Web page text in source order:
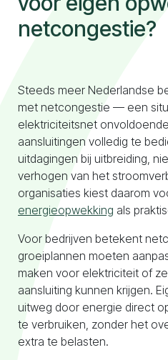
netcongestie?
Steeds meer Nederlandse
met netcongestie — een
elektriciteitsnet
aansluitingen volledig te
uitdagingen bij uitbreiding,
verhogen van het
organisaties kiest daarom
energieopwekking als
Voor bedrijven betekent
groeiplannen moeten
maken voor elektriciteit of
aansluiting kunnen krijgen.
uitweg door energie direct
te verbruiken, zonder het
extra te belasten.